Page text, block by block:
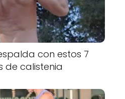
con estos 7
de calistenia